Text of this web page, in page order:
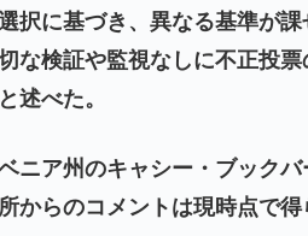
択に基づき、異なる基準が
な検証や監視なしに不正投
述べた。
ニア州のキャシー・ブック
からのコメントは現時点で得